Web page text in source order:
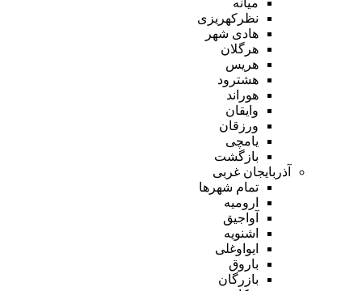
نظرکهریزی
هادی شهر
هرگلان
هریس
هشترود
هوراند
وایقان
ورزقان
یامچی
بازگشت
آذربایجان غربی
تمام شهر‌ها
ارومیه
آواجیق
اشنویه
ایواوغلی
باروق
بازرگان